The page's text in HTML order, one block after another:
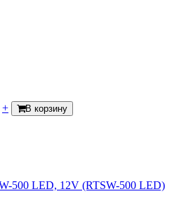
+ В корзину